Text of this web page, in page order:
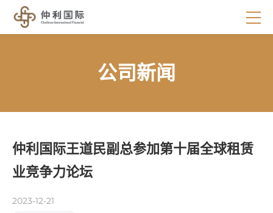
公司新闻
仲利国际王道民副总参加第十届全球租赁
业竞争力论坛
2023-12-21